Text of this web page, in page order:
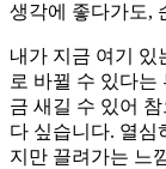
생각에 좋다가도,
내가 지금 여기 있
로 바뀔 수 있다는
금 새길 수 있어
다 싶습니다. 열심
지만 끌려가는 느